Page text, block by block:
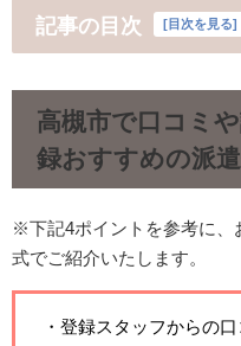
記事の目次 [目次を見る]
高槻市で口コミ
録おすすめの派
※下記4ポイントを参考に、
式でご紹介いたします。
・登録スタッフからの